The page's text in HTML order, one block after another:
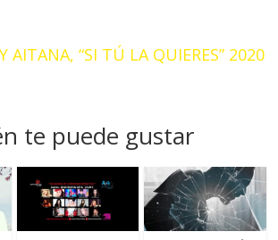
AITANA, “SI TÚ LA QUIERES” 2020
te puede gustar